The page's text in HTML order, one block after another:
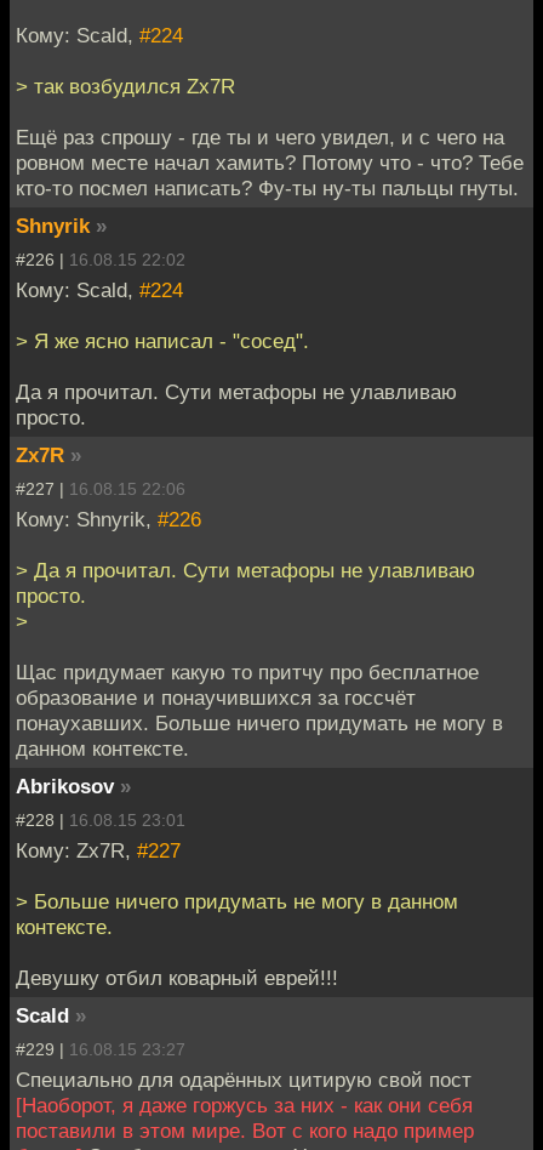
Кому: Scald, #224
> так возбудился Zx7R
Ещё раз спрошу - где ты и чего увидел, и с чего на
ровном месте начал хамить? Потому что - что? Тебе
кто-то посмел написать? Фу-ты ну-ты пальцы гнуты.
Shnyrik »
#226 | 16.08.15 22:02
Кому: Scald, #224
> Я же ясно написал - "сосед".
Да я прочитал. Сути метафоры не улавливаю
просто.
Zx7R »
#227 | 16.08.15 22:06
Кому: Shnyrik, #226
> Да я прочитал. Сути метафоры не улавливаю
просто.
>
Щас придумает какую то притчу про бесплатное
образование и понаучившихся за госсчёт
понаухавших. Больше ничего придумать не могу в
данном контексте.
Abrikosov »
#228 | 16.08.15 23:01
Кому: Zx7R, #227
> Больше ничего придумать не могу в данном
контексте.
Девушку отбил коварный еврей!!!
Scald »
#229 | 16.08.15 23:27
Специально для одарённых цитирую свой пост
[Наоборот, я даже горжусь за них - как они себя
поставили в этом мире. Вот с кого надо пример